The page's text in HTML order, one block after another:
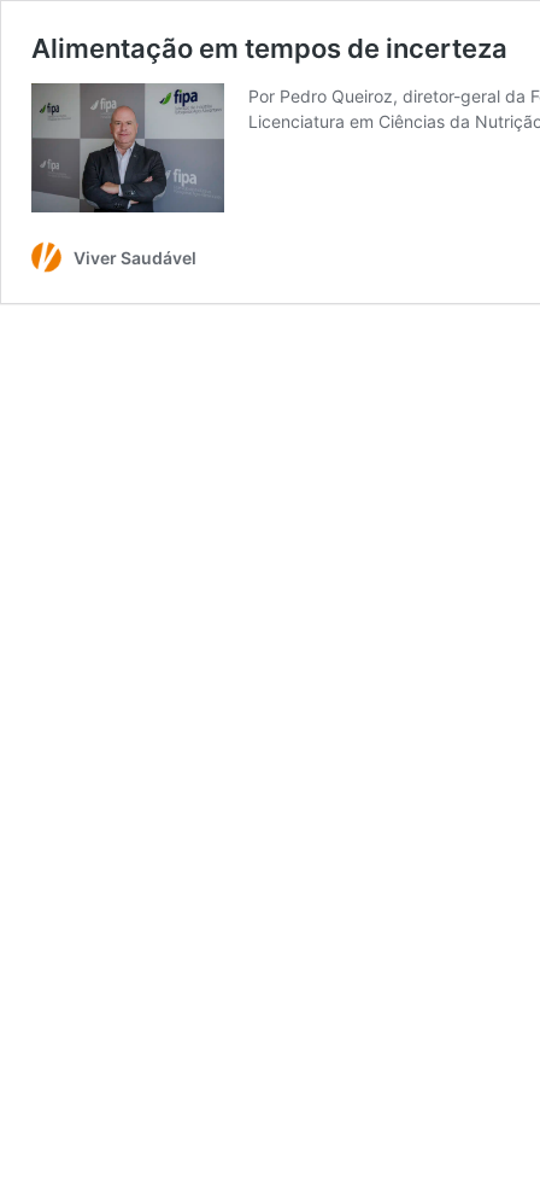
Alimentação em tempos de incerteza
Por Pedro Queiroz, diretor-geral da
Licenciatura em Ciências da
Viver Saudável